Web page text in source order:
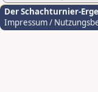
Der Schachturnier-
Impressum /